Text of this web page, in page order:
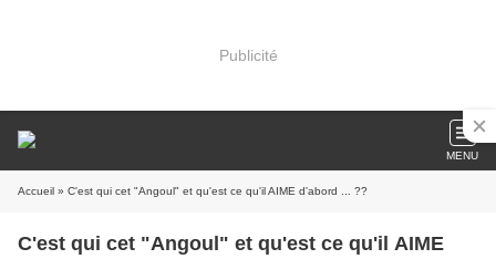
Publicité
MENU
Accueil » C'est qui cet "Angoul" et qu'est ce qu'il AIME d'abord ... ??
C'est qui cet "Angoul" et qu'est ce qu'il AIME